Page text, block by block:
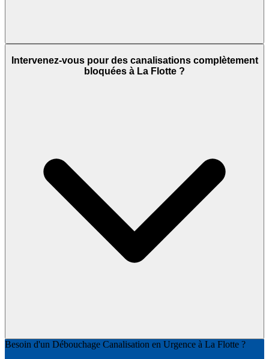
Intervenez-vous pour des canalisations complètement
bloquées à La Flotte ?
Besoin d'un Débouchage Canalisation en Urgence à La Flotte ?